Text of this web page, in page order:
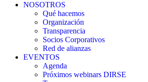
NOSOTROS
Qué hacemos
Organización
Transparencia
Socios Corporativos
Red de alianzas
EVENTOS
Agenda
Próximos webinars DIRSE